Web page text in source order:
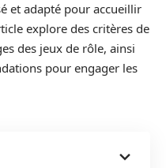
et adapté pour accueillir
explore des critères de
des jeux de rôle, ainsi
pour engager les